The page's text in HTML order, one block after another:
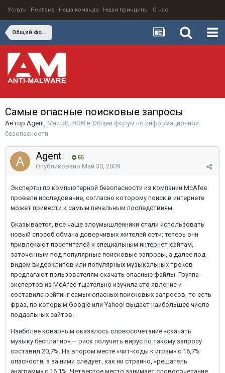
Услуги Реклама Наша команда Наши принципы О нас
Общий форум по информационной безопасности
Самые опасные поисковые запросы
Автор Agent, Май 30, 2009 в Общий форум по информационной
безопасности
Agent 55
Опубликовано Май 30, 2009
Эксперты по компьютерной безопасности из компании McAfee
провели исследование, согласно которому поиск в интернете
может привести к самым печальным последствиям.
Оказывается, все чаще злоумышленники стали использовать
новый способ обмана доверчивых жителей сети: теперь они
привлекают посетителей к специальным интернет-сайтам,
заточенным под популярные поисковые запросы, а далее под
видом видеоклипов или популярных музыкальных треков
предлагают пользователям скачать опасные файлы. Группа
экспертов из McAfee тщательно изучила это явление и
составила рейтинг самых опасных поисковых запросов, то есть
фраз, по которым Google или Yahoo! выдает наибольшее число
поддельных сайтов.
Наиболее коварным оказалось словосочетание «скачать
музыку бесплатно» — риск получить вирус по такому запросу
составил 20,7%. На втором месте «чит-коды к играм» с 16,7%
опасности, а за ними следует, как ни странно, «решатель
анаграмм» с 16,1%. Четвертое место занимает словосочетание